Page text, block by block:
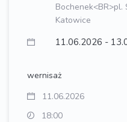
Bochenek<BR>pl.
Katowice
11.06.2026 -
wernisaż
11.06.2026
18:00